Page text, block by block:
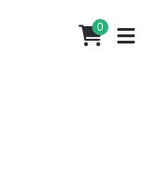
a 500€
0